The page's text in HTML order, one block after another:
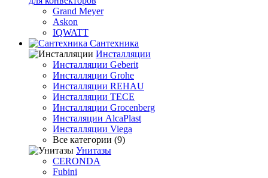
Grand Meyer
Askon
IQWATT
Сантехника
Инсталляции
Инсталляции Geberit
Инсталляции Grohe
Инсталляции REHAU
Инсталляции TECE
Инсталляции Grocenberg
Инсталяции AlcaPlast
Инсталляции Viega
Все категории (9)
Унитазы
CERONDA
Fubini